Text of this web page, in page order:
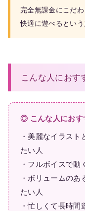
完全無課金にこだ
快適に遊べるという
こんな人におす
◎ こんな人におす
・美麗なイラス
たい人
・フルボイスで動
・ボリュームの
たい人
・忙しくて長時